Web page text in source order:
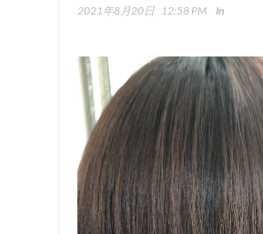
2021年8月20日 12:58 PM In
動
画
プ
レ
ー
ヤ
ー